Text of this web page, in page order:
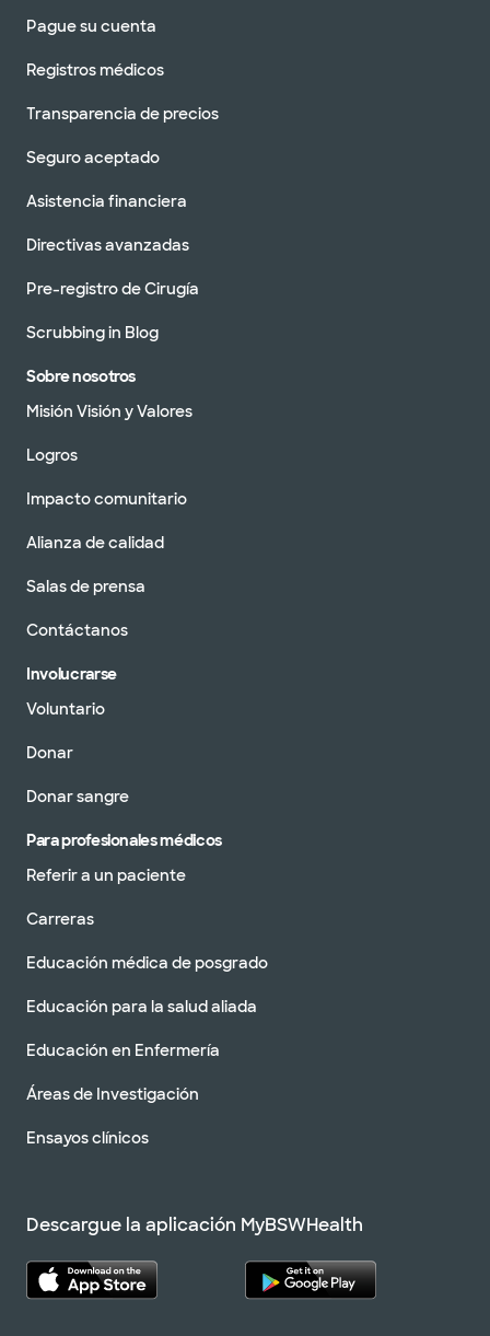
DIRECCIONES
Pague su cuenta
Registros médicos
Transparencia de precios
Seguro aceptado
Asistencia financiera
Directivas avanzadas
Pre-registro de Cirugía
Scrubbing in Blog
Sobre nosotros
Misión Visión y Valores
Logros
Impacto comunitario
Alianza de calidad
Salas de prensa
Contáctanos
Involucrarse
Voluntario
Donar
Donar sangre
Para profesionales médicos
Referir a un paciente
Carreras
Educación médica de posgrado
Educación para la salud aliada
Educación en Enfermería
Áreas de Investigación
Ensayos clínicos
Descargue la aplicación MyBSWHealth